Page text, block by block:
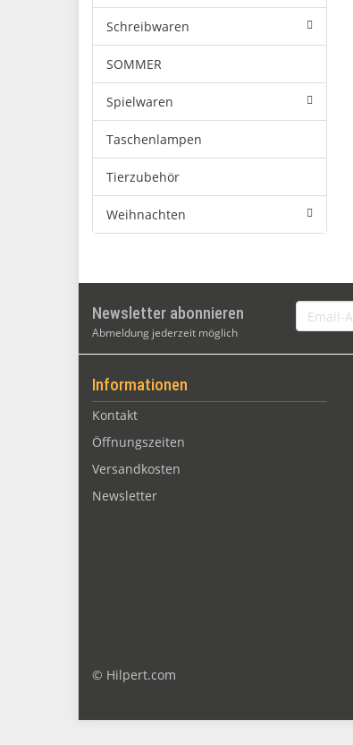
Schreibwaren
SOMMER
Spielwaren
Taschenlampen
Tierzubehör
Weihnachten
Newsletter abonnieren
Abmeldung jederzeit möglich
Email-
Adresse
Informationen
Kontakt
Öffnungszeiten
Versandkosten
Newsletter
© Hilpert.com